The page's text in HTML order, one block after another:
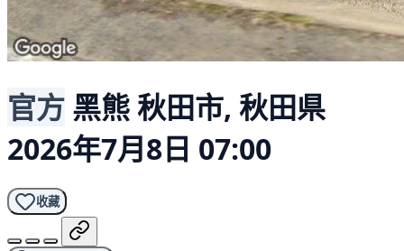
官方 黑熊秋田市, 秋田県
2026年7月8日 07:00
收藏